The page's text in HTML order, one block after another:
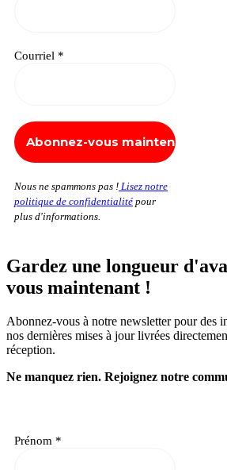
Courriel *
Nous ne spammons pas ! Lisez notre
politique de confidentialité pour
plus d'informations.
Gardez une longueur
vous maintenant !
Abonnez-vous à notre newsletter pour des
nos dernières mises à jour livrées
réception.
Ne manquez rien. Rejoignez notre
Prénom *